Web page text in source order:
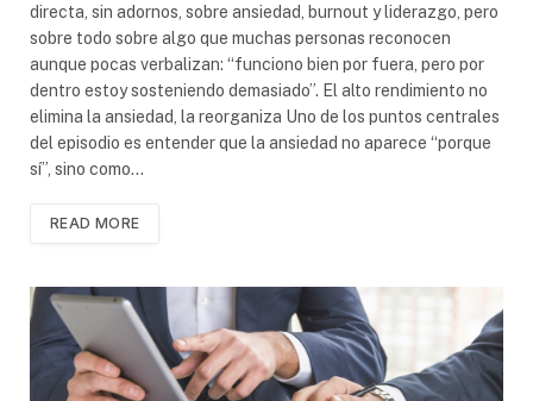
directa, sin adornos, sobre ansiedad, burnout y liderazgo, pero
sobre todo sobre algo que muchas personas reconocen
aunque pocas verbalizan: “funciono bien por fuera, pero por
dentro estoy sosteniendo demasiado”. El alto rendimiento no
elimina la ansiedad, la reorganiza Uno de los puntos centrales
del episodio es entender que la ansiedad no aparece “porque
sí”, sino como…
READ MORE